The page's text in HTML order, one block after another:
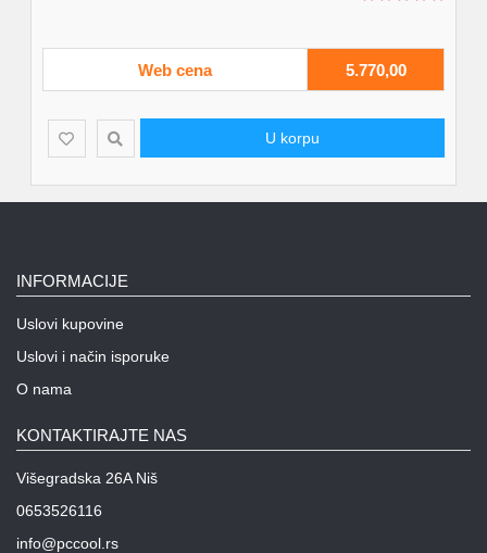
Web cena 5.770,00
U korpu
INFORMACIJE
Uslovi kupovine
Uslovi i način isporuke
O nama
KONTAKTIRAJTE NAS
Višegradska 26A Niš
0653526116
info@pccool.rs